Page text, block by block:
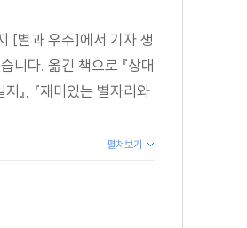
[별과 우주]에서 기자 생
다. 옮긴 책으로 『상대
지』, 『재미있는 별자리와
펼쳐보기